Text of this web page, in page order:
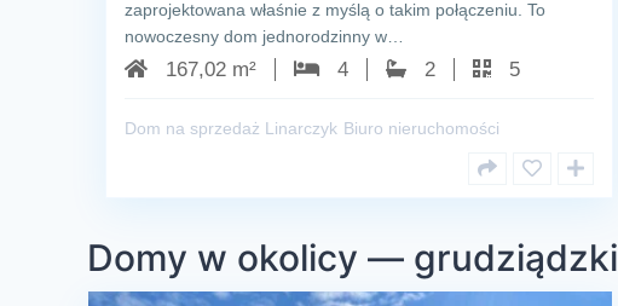
zaprojektowana właśnie z myślą o takim połączeniu. To
nowoczesny dom jednorodzinny w…
167,02 m² 4 2 5
Dom na sprzedaż Linarczyk Biuro nieruchomości
Domy w okolicy — grudziądzki